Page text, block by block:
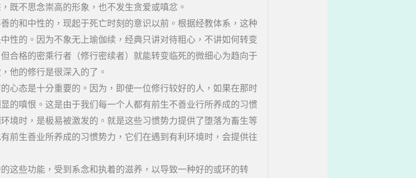
既不思念崇高的形象，也不发生贪爱或嗔忿。
的和中性的，现起于死亡时刻的意识以前。根据经教体系，这种
性的。因为不象无上瑜伽续，经典只讲对待粗心，不讲如何转变
合格的密乘行者（修行密续者）就能转变临死的微细心为趋向于
他的修行是很深入的了。
心态是十分重要的。因为，即使一位修行较好的人，如果在那时
的嗔恨。这是由于我们每一个人都有前生不善业行所养成的习惯
境时，是极易被激发的。就是这些习惯势力提供了堕落为畜生等
前生善业所养成的习惯势力，它们在遇到有利环境时，会提供往
这些功能，受到系念和执着的滋养，以导致一种好的或环的转